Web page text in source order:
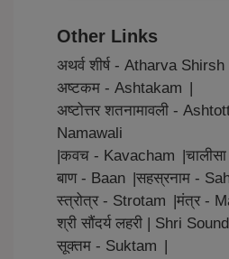
Other Links
अथर्व शीर्ष - Atharva Shirsh
अष्टकम - Ashtakam
अष्टोत्तर शतनामावली -
Namawali
कवच - Kavacham
बाण - Baan
सहस्रनाम -
स्त्रोत्र - Strotam
मंत्र -
श्री सौंदर्य लहरी | Shri
सूक्तम - Suktam